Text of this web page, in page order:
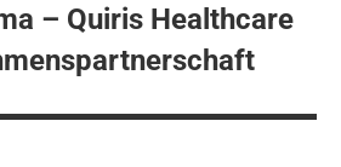
– Quiris Healthcare